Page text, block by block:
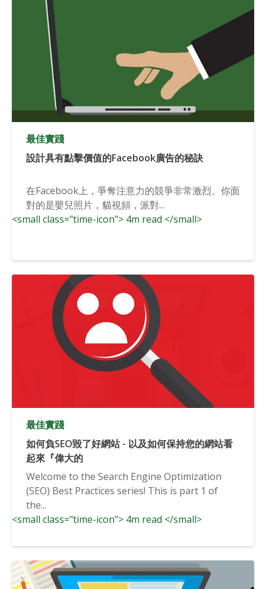
最佳實踐
設計具有點擊價值的Facebook廣告的秘訣
在Facebook上，爭奪注意力的競爭非常激烈。你面
對的是嬰兒照片，貓視頻，派對...
<small class="time-icon"> 4m read </small>
最佳實踐
如何負SEO毀了好網站 - 以及如何保持您的網站看
起來『偉大的
Welcome to the Search Engine Optimization
(SEO) Best Practices series! This is part 1 of
the...
<small class="time-icon"> 4m read </small>